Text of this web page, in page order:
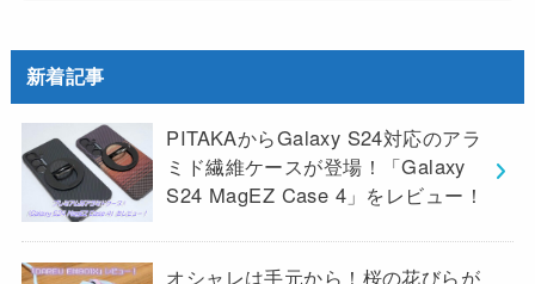
新着記事
PITAKAからGalaxy S24対応のアラ
ミド繊維ケースが登場！「Galaxy
S24 MagEZ Case 4」をレビュー！
オシャレは手元から！桜の花びらが